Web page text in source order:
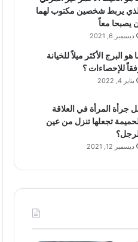
يربط شخصين مكتوب لهما
يصبحا معاً
ديسمبر 6, 2021
هو البرج الأكثر ميلاً للخيانة
للإحصاءات ؟
يناير 4, 2022
جرأة المرأة في العلاقة
تجعلها تنزل من عين
ديسمبر 12, 2021